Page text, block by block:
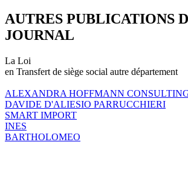
AUTRES PUBLICATIONS
JOURNAL
La Loi
en Transfert de siège social autre département
ALEXANDRA HOFFMANN
DAVIDE D'ALIESIO PARRUCCHIERI
SMART IMPORT
INES
BARTHOLOMEO